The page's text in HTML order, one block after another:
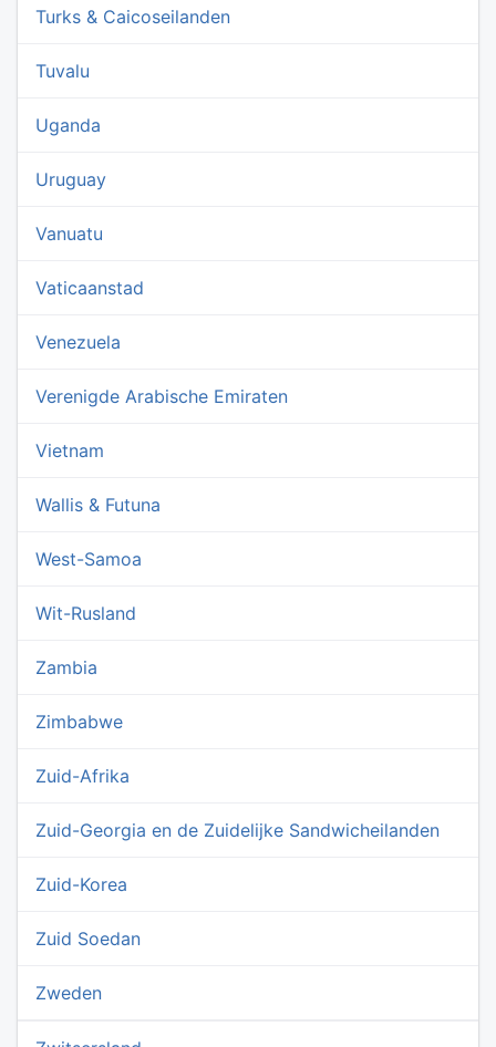
Turks & Caicoseilanden
Tuvalu
Uganda
Uruguay
Vanuatu
Vaticaanstad
Venezuela
Verenigde Arabische Emiraten
Vietnam
Wallis & Futuna
West-Samoa
Wit-Rusland
Zambia
Zimbabwe
Zuid-Afrika
Zuid-Georgia en de Zuidelijke Sandwicheilanden
Zuid-Korea
Zuid Soedan
Zweden